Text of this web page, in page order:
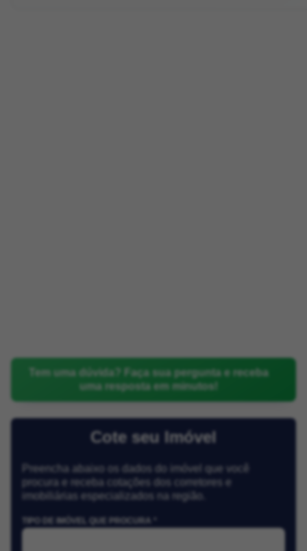
Tem uma dúvida? Faça sua pergunta e receba
uma resposta em minutos!
Cote seu Imóvel
Preencha abaixo os dados do imóvel que você
procura e receba cotações dos corretores e
imobiliárias especializados na região.
TIPO DE IMÓVEL QUE PROCURA *